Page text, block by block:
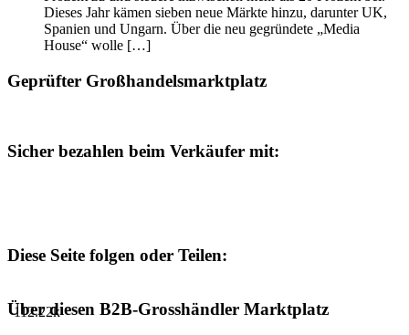
Dieses Jahr kämen sieben neue Märkte hinzu, darunter UK,
Spanien und Ungarn. Über die neu gegründete „Media
House“ wolle […]
Geprüfter Großhandelsmarktplatz
Sicher bezahlen beim Verkäufer mit:
Diese Seite folgen oder Teilen:
112.22k
Über diesen B2B-Grosshändler Marktplatz